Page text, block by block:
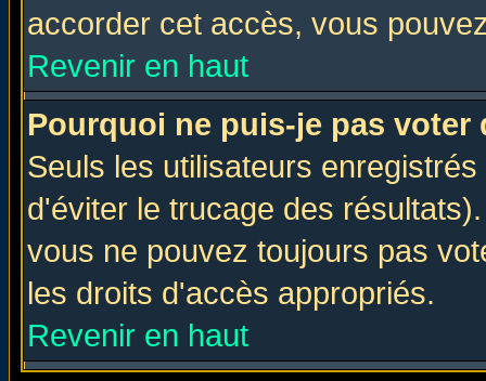
accorder cet accès, vous
Revenir en haut
Pourquoi ne puis-je pas voter
Seuls les utilisateurs
d'éviter le trucage des
vous ne pouvez toujours pas
les droits d'accès appropriés.
Revenir en haut